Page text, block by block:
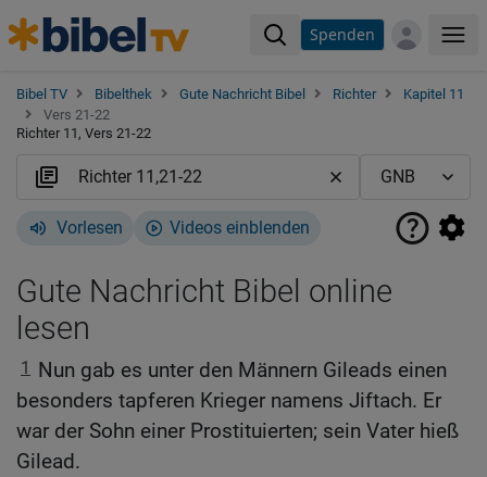
Spenden
Bibel TV Bibelthek Gute Nachricht Bibel Richter
Kapitel 11
Vers 21-22
Richter 11, Vers 21-22
Vorlesen Videos einblenden
Gute Nachricht Bibel online
lesen
1 Nun gab es unter den Männern Gileads einen
besonders tapferen Krieger namens Jiftach. Er
war der Sohn einer Prostituierten; sein Vater hieß
Gilead.